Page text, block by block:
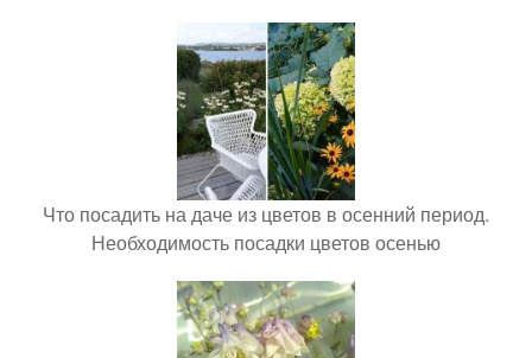
Что посадить на даче из цветов в осенний период.
Необходимость посадки цветов осенью